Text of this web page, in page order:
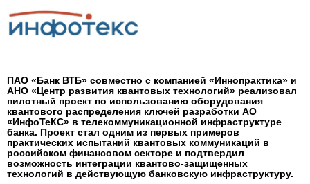
ПАО «Банк ВТБ» совместно с компанией «Иннопрактика» и
АНО «Центр развития квантовых технологий» реализовал
пилотный проект по использованию оборудования
квантового распределения ключей разработки АО
«ИнфоТеКС» в телекоммуникационной инфраструктуре
банка. Проект стал одним из первых примеров
практических испытаний квантовых коммуникаций в
российском финансовом секторе и подтвердил
возможность интеграции квантово-защищенных
технологий в действующую банковскую инфраструктуру.